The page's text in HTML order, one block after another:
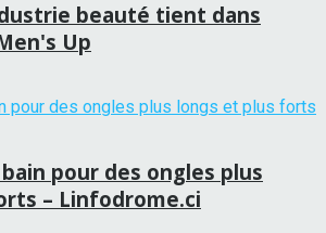
beauté tient dans
Up
pour des ongles plus
– Linfodrome.ci